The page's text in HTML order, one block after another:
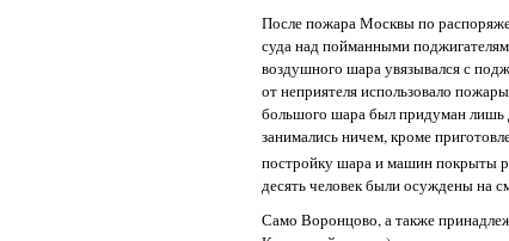
После пожара Москвы по
суда над пойманными
воздушного шара увязывался с
от неприятеля использовало
большого шара был придуман лишь
занимались ничем, кроме
постройку шара и машин покрыты
десять человек были осуждены на
Само Воронцово, а также